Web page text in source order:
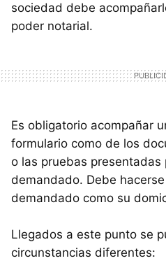
sociedad debe
poder notarial.
Es obligatorio acompañar
formulario como de los
o las pruebas presentadas
demandado. Debe
demandado como su
Llegados a este punto se
circunstancias diferentes: